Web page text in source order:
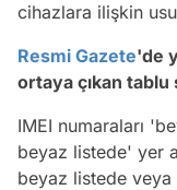
cihazlara ilişkin
Resmi Gazete'de
ortaya çıkan tablu
IMEI numaraları
beyaz listede' yer
beyaz listede